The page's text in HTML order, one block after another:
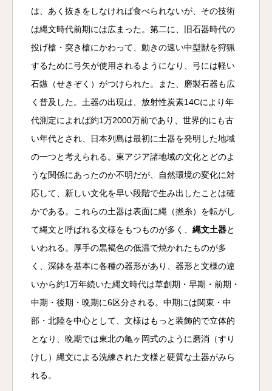
は、あく抜きをしなければ食べられないが、その技術
は縄文時代前期には広まった。第二に、旧石器時代の
投げ槍・突き槍にかわって、動きの速い中型獣を狩猟
するために弓矢が使用されるようになり、弓には軽い
石鏃（せきぞく）がつけられた。また、磨製石器も広
く普及した。土器の出現は、放射性炭素14Cにより年
代測定によれば約1万2000万前であり、世界的にも古
い年代とされ、日本列島は最初に土器を発明した地域
の一つと考えられる。東アジア諸地域の文化とどのよ
うな関係にあったのか不明だが、自然環境の変化に対
応して、新しい文化を早い段階で生み出したことは確
かである。これらの土器は表面に縄（撚糸）を転がし
て縄文と呼ばれる文様をもつものが多く、 縄文土器と
いわれる。厚手の黒褐色の低温で焼かれたものが多
く、深鉢を基本に各種の器形があり、器形と文様の違
いから約1万年続いた縄文時代は草創期・早期・前期・
中期・後期・晩期に6区分される。中期には関東・中
部・北陸を中心として、文様はもっと装飾的で立体的
となり、晩期では東北の亀ヶ岡式のように磨消（すり
けし）縄文による洗練された文様と硬質な土器がみら
れる。